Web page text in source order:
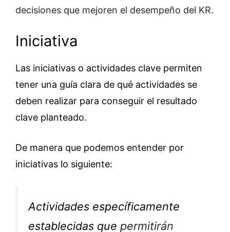
decisiones que mejoren el desempeño del KR.
Iniciativa
Las iniciativas o actividades clave permiten
tener una guía clara de qué actividades se
deben realizar para conseguir el resultado
clave planteado.
De manera que podemos entender por
iniciativas lo siguiente:
Actividades específicamente
establecidas que permitirán